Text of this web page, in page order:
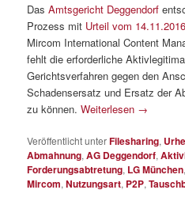
DasAmtsgericht Deggendorf
Prozess mit Urteil vom 14.11.2016
Mircom International Content
fehlt die erforderliche
Gerichtsverfahren gegen den
Schadensersatz und Ersatz der
zu können.Weiterlesen →
Veröffentlicht unterFilesharing,
Abmahnung,AG Deggendorf,
Forderungsabtretung, LG München,
Mircom,Nutzungsart, P2P,